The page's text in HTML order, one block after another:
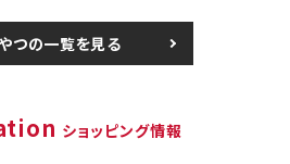
つの一覧を見る
ショッピング情報